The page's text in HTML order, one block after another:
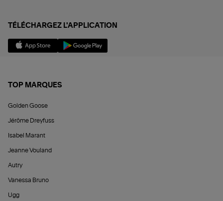
TÉLÉCHARGEZ L'APPLICATION
TOP MARQUES
Golden Goose
Jérôme Dreyfuss
Isabel Marant
Jeanne Vouland
Autry
Vanessa Bruno
Ugg